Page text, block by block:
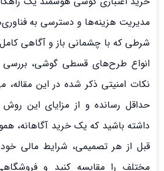
مدیریت هزینه‌ها و دسترسی به
شرطی که با چشمانی باز و آگاهی
انواع طرح‌های قسطی گوشی،
نکات امنیتی ذکر شده در این مقاله،
حداقل رسانده و از مزایای این روش
داشته باشید که یک خرید آگاهانه،
قبل از هر تصمیمی، شرایط مالی خود
مختلف را مقایسه کنید و